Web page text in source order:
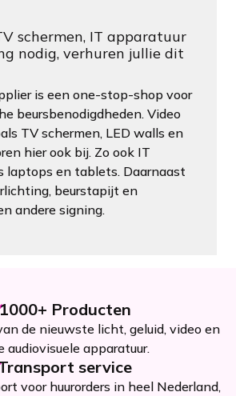
schermen, IT apparatuur
nodig, verhuren jullie dit
is een one-stop-shop voor
beursbenodigdheden. Video
TV schermen, LED walls en
hier ook bij. Zo ook IT
laptops en tablets. Daarnaast
beurstapijt en
andere signing.
Producten
de nieuwste licht, geluid, video en
audiovisuele apparatuur.
service
voor huurorders in heel Nederland,